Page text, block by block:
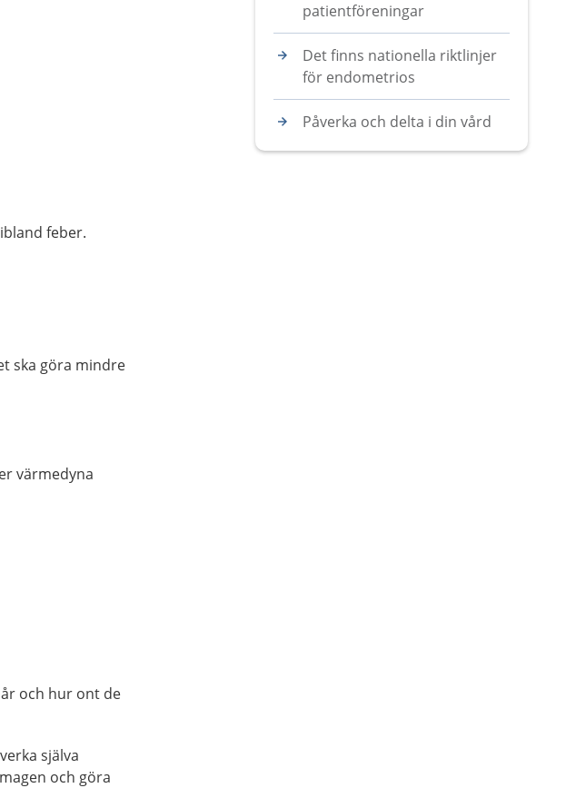
feber.
ska göra mindre
värmedyna
och hur ont de
själva
och göra
patientföreningar
Det finns nationella riktlinjer
för endometrios
Påverka och delta i din vård